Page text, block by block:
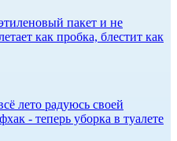
пакет и не
как пробка, блестит как
лето радуюсь своей
- теперь уборка в туалете